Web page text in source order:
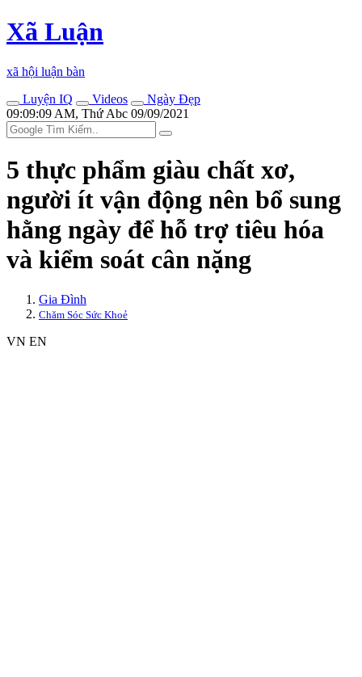
Xã Luận
xã hội luận bàn
Luyện IQ
Videos
Ngày Đẹp
09:09:09 AM, Thứ Abc 09/09/2021
5 thực phẩm giàu chất xơ,
người ít vận động nên bổ sung
hằng ngày để hỗ trợ tiêu hóa
và kiểm soát cân nặng
Gia Đình
Chăm Sóc Sức Khoẻ
VN EN